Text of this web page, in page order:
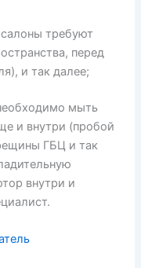
требуют
перед
и так далее;
мыть
и внутри (пробой
ГБЦ и так
внутри и